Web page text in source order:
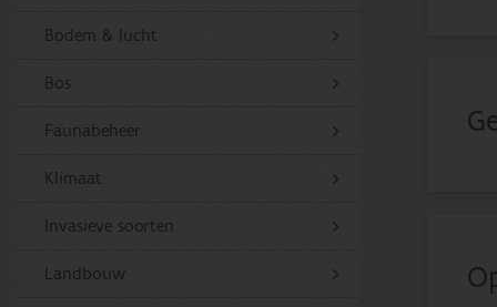
Bodem & lucht
Bos
Faunabeheer
Klimaat
Invasieve soorten
Landbouw